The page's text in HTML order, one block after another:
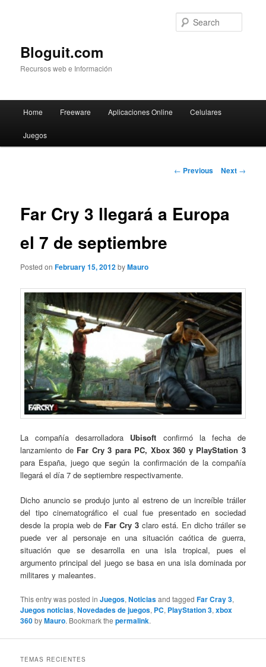
Bloguit.com
Recursos web e Información
Skip
to
Home Freeware Aplicaciones Online Celulares
Juegos
Post
← Previous Next →
Far Cry 3 llegará a Europa
el 7 de septiembre
Posted onFebruary 15, 2012byMauro
La compañía desarrolladora Ubisoft confirmó la fecha de
lanzamiento de Far Cry 3 para PC, Xbox 360 y PlayStation 3
para España, juego que según la confirmación de la compañía
llegará el día 7 de septiembre respectivamente.
Dicho anuncio se produjo junto al estreno de un increíble tráiler
del tipo cinematográfico el cual fue presentado en sociedad
desde la propia web de Far Cry 3 claro está. En dicho tráiler se
puede ver al personaje en una situación caótica de guerra,
situación que se desarrolla en una isla tropical, pues el
argumento principal del juego se basa en una isla dominada por
militares y maleantes.
This entry was posted inJuegos,Noticiasand taggedFar Cray 3,
Juegos noticias,Novedades de juegos, PC, PlayStation 3,xbox
360byMauro. Bookmark thepermalink.
TEMAS RECIENTES